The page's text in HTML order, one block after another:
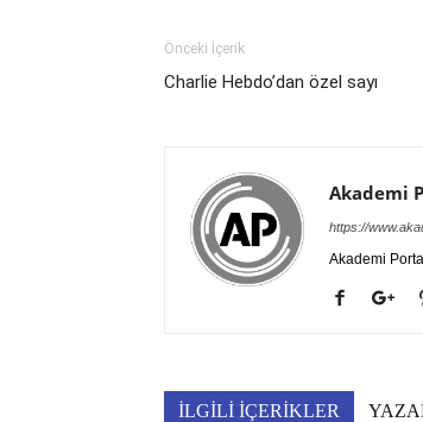
Önceki İçerik
Charlie Hebdo’dan özel sayı
Akademi
https://
Akademi
İLGİLİ İÇERİKLER